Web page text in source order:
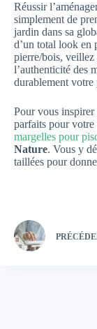
Réussir
simplement de
jardin dans sa
d’un total look en
pierre/bois,
l’authenticité des
durablement votre
Pour vous inspirer
parfaits pour
margelles pour
Nature. Vous y
taillées pour